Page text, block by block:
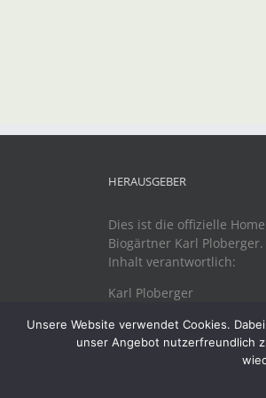
HERAUSGEBER
Dies ist die offizielle
Biogärtner Karl
Inhalt verantwortlich:
Karl Ploberger
A-4863 Seewalchen
Unsere Website verwendet Cookies.
unser Angebot nutzerfreundlich